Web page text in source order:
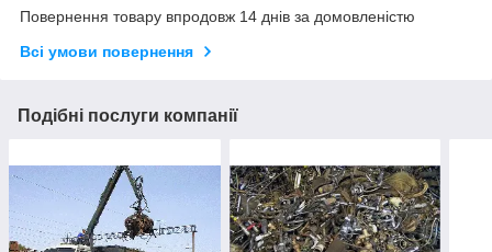
Повернення товару впродовж 14 днів за домовленістю
Всі умови повернення
Подібні послуги компанії